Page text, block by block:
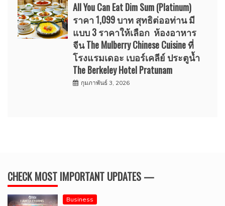
All You Can Eat Dim Sum (Platinum)
ราคา 1,099 บาท สุทธิต่ออท่าน มี
แบบ 3 ราคาให้เลือก ห้องอาหาร
จีน The Mulberry Chinese Cuisine ที่
โรงแรมเดอะ เบอร์เคลีย์ ประตูน้ำ
The Berkeley Hotel Pratunam
กุมภาพันธ์ 3, 2026
CHECK MOST IMPORTANT UPDATES —
Business